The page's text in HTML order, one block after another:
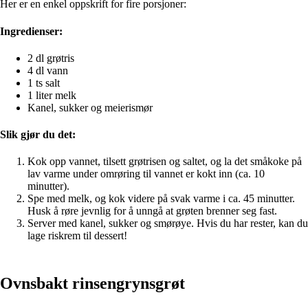
Her er en enkel oppskrift for fire porsjoner:
Ingredienser:
2 dl grøtris
4 dl vann
1 ts salt
1 liter melk
Kanel, sukker og meierismør
Slik gjør du det:
Kok opp vannet, tilsett grøtrisen og saltet, og la det småkoke på
lav varme under omrøring til vannet er kokt inn (ca. 10
minutter).
Spe med melk, og kok videre på svak varme i ca. 45 minutter.
Husk å røre jevnlig for å unngå at grøten brenner seg fast.
Server med kanel, sukker og smørøye. Hvis du har rester, kan du
lage riskrem til dessert!
Ovnsbakt rinsengrynsgrøt